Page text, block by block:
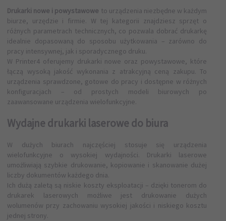
Drukarki nowe i powystawowe to urządzenia niezbędne w każdym
biurze, urzędzie i firmie. W tej kategorii znajdziesz sprzęt o
różnych parametrach technicznych, co pozwala dobrać drukarkę
idealnie dopasowaną do sposobu użytkowania – zarówno do
pracy intensywnej, jak i sporadycznego druku.
W Printer4 oferujemy drukarki nowe oraz powystawowe, które
łączą wysoką jakość wykonania z atrakcyjną ceną zakupu. To
urządzenia sprawdzone, gotowe do pracy i dostępne w różnych
konfiguracjach – od prostych modeli biurowych po
zaawansowane urządzenia wielofunkcyjne.
Wydajne drukarki laserowe do biura
W dużych biurach najczęściej stosuje się urządzenia
wielofunkcyjne o wysokiej wydajności. Drukarki laserowe
umożliwiają szybkie drukowanie, kopiowanie i skanowanie dużej
liczby dokumentów każdego dnia.
Ich dużą zaletą są niskie koszty eksploatacji – dzięki tonerom do
drukarek laserowych możliwe jest drukowanie dużych
wolumenów przy zachowaniu wysokiej jakości i niskiego kosztu
jednej strony.